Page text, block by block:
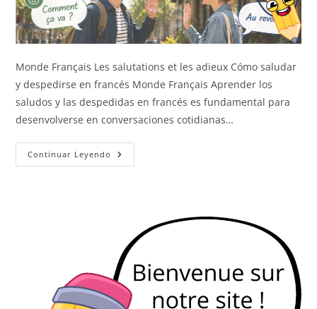
Monde Français Les salutations et les adieux Cómo saludar
y despedirse en francés Monde Français Aprender los
saludos y las despedidas en francés es fundamental para
desenvolverse en conversaciones cotidianas…
Continuar Leyendo Saludos
Y